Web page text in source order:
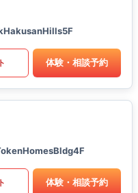
体験・相談予約
体験・相談予約